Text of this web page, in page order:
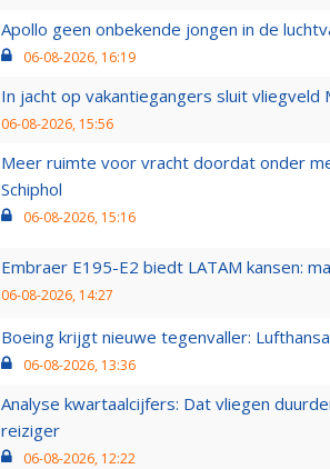
Apollo geen onbekende jongen in de
06-08-2026, 16:19
In jacht op vakantiegangers sluit vliegveld
06-08-2026, 15:56
Meer ruimte voor vracht doordat onder
Schiphol
06-08-2026, 15:16
Embraer E195-E2 biedt LATAM kansen:
06-08-2026, 14:27
Boeing krijgt nieuwe tegenvaller:
06-08-2026, 13:36
Analyse kwartaalcijfers: Dat vliegen
reiziger
06-08-2026, 12:22